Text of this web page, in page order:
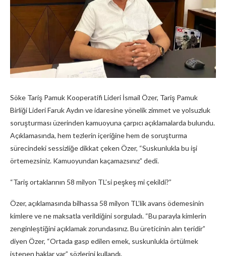
Söke Tariş Pamuk Kooperatifi Lideri İsmail Özer, Tariş Pamuk
Birliği Lideri Faruk Aydın ve idaresine yönelik zimmet ve yolsuzluk
soruşturması üzerinden kamuoyuna çarpıcı açıklamalarda bulundu.
Açıklamasında, hem tezlerin içeriğine hem de soruşturma
sürecindeki sessizliğe dikkat çeken Özer, “Suskunlukla bu işi
örtemezsiniz. Kamuoyundan kaçamazsınız” dedi.
“Tariş ortaklarının 58 milyon TL’si peşkeş mi çekildi?”
Özer, açıklamasında bilhassa 58 milyon TL’lik avans ödemesinin
kimlere ve ne maksatla verildiğini sorguladı. “Bu parayla kimlerin
zenginleştiğini açıklamak zorundasınız. Bu üreticinin alın teridir”
diyen Özer, “Ortada gasp edilen emek, suskunlukla örtülmek
istenen haklar var” sözlerini kullandı.